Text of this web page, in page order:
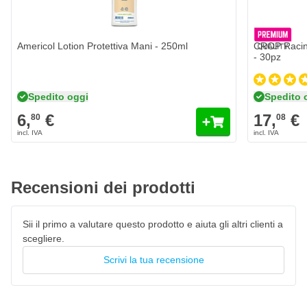
Dermatologicamente testato
Privo di solventi, siliconi e parabeni
Viscosità mediaper un dosaggio controllato
Americol Lotion Protettiva Mani - 250ml
Spedito oggi
6,80 €
CROP
- 30pz
Spedito
17,08 €
Recensioni dei prodotti
Sii il primo a valutare questo prodotto e aiuta gli altri clienti a
scegliere.
Scrivi la tua recensione